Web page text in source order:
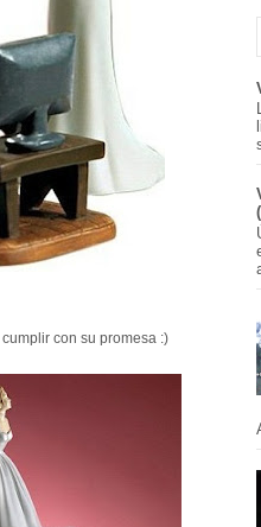
con su promesa :)